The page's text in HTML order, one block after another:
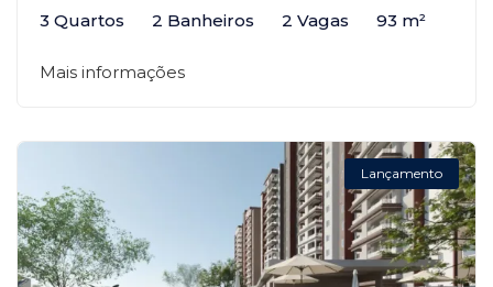
3 Quartos 2 Banheiros 2 Vagas 93 m²
Mais informações
Lançamento